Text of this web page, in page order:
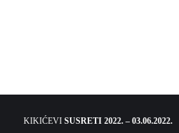
KIKIĆEVI SUSRETI 2022. – 03.06.2022.